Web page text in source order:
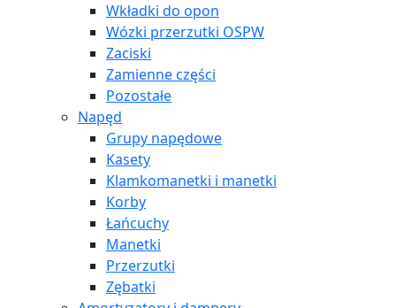
Wkładki do opon
Wózki przerzutki OSPW
Zaciski
Zamienne części
Pozostałe
Napęd
Grupy napędowe
Kasety
Klamkomanetki i manetki
Korby
Łańcuchy
Manetki
Przerzutki
Zębatki